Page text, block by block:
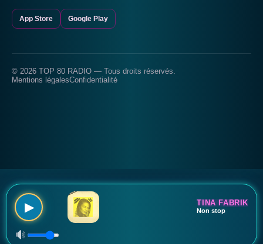
▶ TINA FABRIK
Non stop
App Store Google Play
© 2026 TOP 80 RADIO — Tous droits réservés.
Mentions légalesConfidentialité